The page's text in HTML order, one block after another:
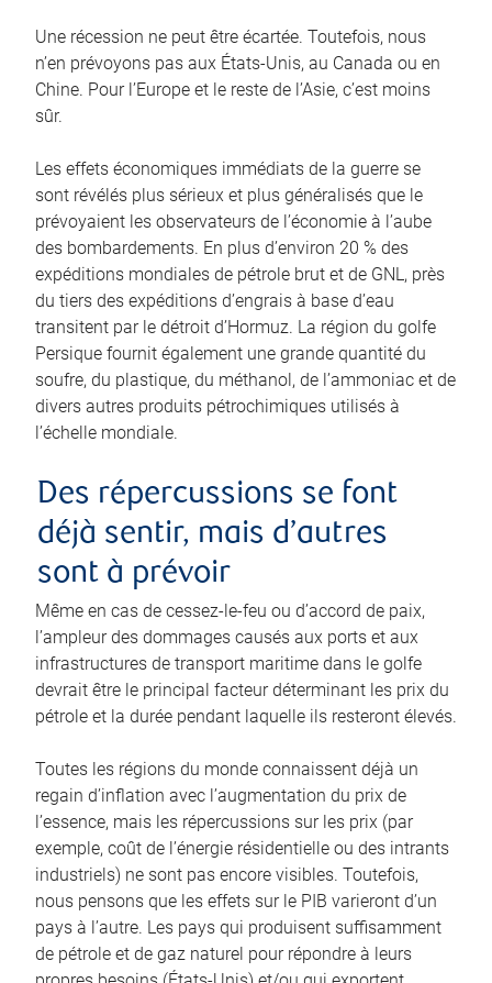
Une récession ne peut être écartée. Toutefois, nous
n’en prévoyons pas aux États‑Unis, au Canada ou en
Chine. Pour l’Europe et le reste de l’Asie, c’est moins
sûr.
Les effets économiques immédiats de la guerre se
sont révélés plus sérieux et plus généralisés que le
prévoyaient les observateurs de l’économie à l’aube
des bombardements. En plus d’environ 20 % des
expéditions mondiales de pétrole brut et de GNL, près
du tiers des expéditions d’engrais à base d’eau
transitent par le détroit d’Hormuz. La région du golfe
Persique fournit également une grande quantité du
soufre, du plastique, du méthanol, de l’ammoniac et de
divers autres produits pétrochimiques utilisés à
l’échelle mondiale.
Des répercussions se font
déjà sentir, mais d’autres
sont à prévoir
Même en cas de cessez-le-feu ou d’accord de paix,
l’ampleur des dommages causés aux ports et aux
infrastructures de transport maritime dans le golfe
devrait être le principal facteur déterminant les prix du
pétrole et la durée pendant laquelle ils resteront élevés.
Toutes les régions du monde connaissent déjà un
regain d’inflation avec l’augmentation du prix de
l’essence, mais les répercussions sur les prix (par
exemple, coût de l’énergie résidentielle ou des intrants
industriels) ne sont pas encore visibles. Toutefois,
nous pensons que les effets sur le PIB varieront d’un
pays à l’autre. Les pays qui produisent suffisamment
de pétrole et de gaz naturel pour répondre à leurs